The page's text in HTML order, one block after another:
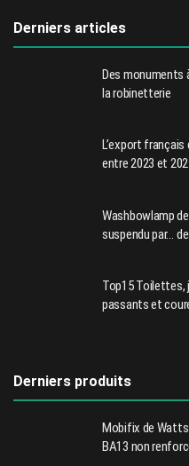
Derniers articles
Des monuments
la robinetterie
L’export
entre 2023 et
Washbowlamp
suspendu par…
Top15 Toilettes,
passants et
Derniers produits
Mobifix de Watts
BA13 non